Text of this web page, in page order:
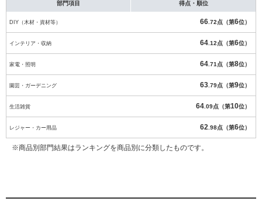
部門項目 得点・順位
DIY（木材・資材等） 66 .72点（第6位）
インテリア・収納 64 .12点（第6位）
家電・照明 64 .71点（第8位）
園芸・ガーデニング 63 .79点（第9位）
生活雑貨 64 .09点（第10位）
レジャー・カー用品 62 .98点（第6位）
※商品別部門結果はランキングを商品別に分類したものです。